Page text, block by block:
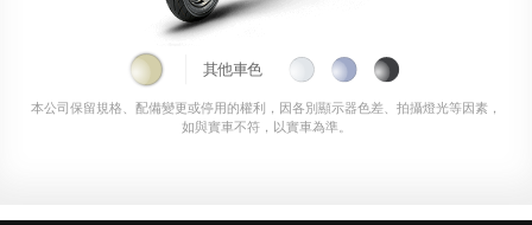
其他車色
本公司保留規格、配備變更或停用的權利，因各別顯示器色差、拍攝燈光等因素，
如與實車不符，以實車為準。